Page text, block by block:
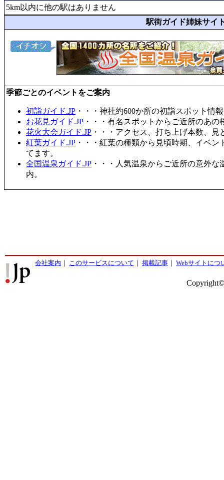
5km以内に他の駅はありません
駅街ガイド姉妹サイ
季節ごとのイベントをご案内
初詣ガイド.JP ・・・神社約600か所の初詣スポット情
お花見ガイド.JP ・・・有名スポットからご近所のあ
花火大会ガイド.JP ・・・アクセス、打ち上げ本数、
紅葉ガイド.JP ・・・紅葉の種類から見頃時期、イベ
てます。
全国温泉ガイド.JP ・・・人気温泉からご近所の意外
内。
会社案内 ｜ このサービスについて ｜ 掲載記事 ｜ Webサイトにつ